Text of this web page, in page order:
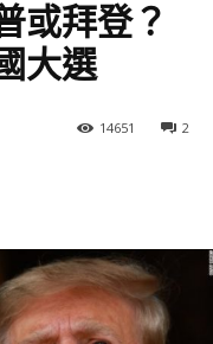
或拜登？
大選
2
14651